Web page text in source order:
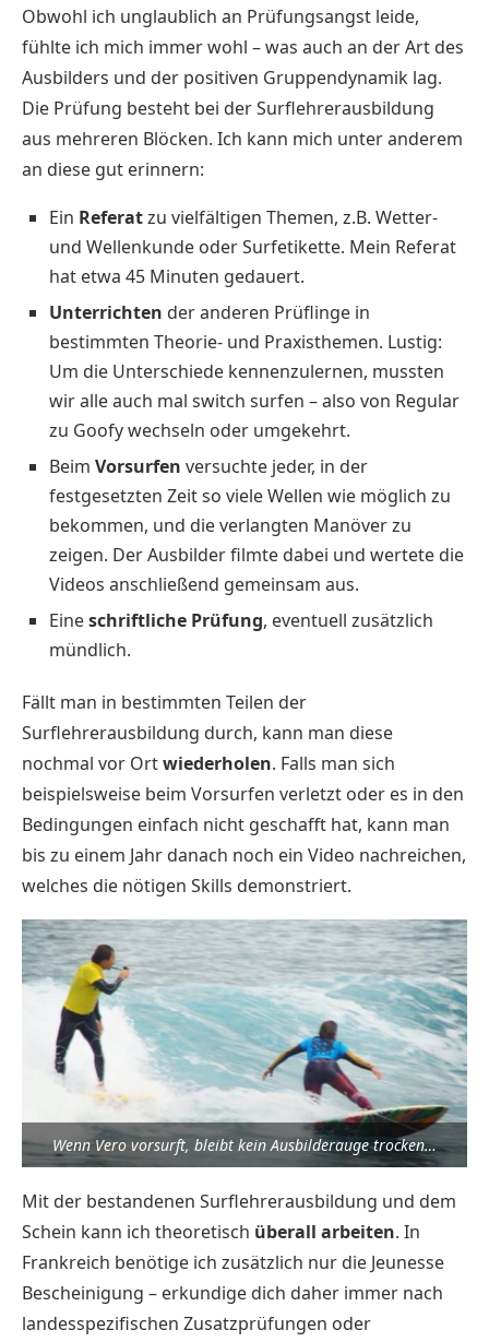
Obwohl ich unglaublich an Prüfungsangst leide,
fühlte ich mich immer wohl – was auch an der Art des
Ausbilders und der positiven Gruppendynamik lag.
Die Prüfung besteht bei der Surflehrerausbildung
aus mehreren Blöcken. Ich kann mich unter anderem
an diese gut erinnern:
Ein Referatzu vielfältigen Themen, z.B. Wetter-
und Wellenkunde oder Surfetikette. Mein Referat
hat etwa 45 Minuten gedauert.
Unterrichten der anderen Prüflinge in
bestimmten Theorie- und Praxisthemen. Lustig:
Um die Unterschiede kennenzulernen, mussten
wir alle auch mal switch surfen – also von Regular
zu Goofy wechseln oder umgekehrt.
Beim Vorsurfen versuchte jeder, in der
festgesetzten Zeit so viele Wellen wie möglich zu
bekommen, und die verlangten Manöver zu
zeigen. Der Ausbilder filmte dabei und wertete die
Videos anschließend gemeinsam aus.
Eineschriftliche Prüfung, eventuell zusätzlich
mündlich.
Fällt man in bestimmten Teilen der
Surflehrerausbildung durch, kann man diese
nochmal vor Ortwiederholen. Falls man sich
beispielsweise beim Vorsurfen verletzt oder es in den
Bedingungen einfach nicht geschafft hat, kann man
bis zu einem Jahr danach noch ein Video nachreichen,
welches die nötigen Skills demonstriert.
Wenn Vero vorsurft, bleibt kein Ausbilderauge trocken…
Mit der bestandenen Surflehrerausbildung und dem
Schein kann ich theoretisch überall arbeiten. In
Frankreich benötige ich zusätzlich nur die Jeunesse
Bescheinigung – erkundige dich daher immer nach
landesspezifischen Zusatzprüfungen oder